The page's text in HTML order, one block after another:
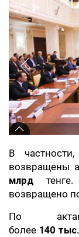
В
возвращены
млрд
возвращено
По
более 140 тыс.